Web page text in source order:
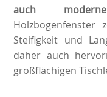
auch
Holzbogenfenster
Steifigkeit und
daher auch
großflächigen